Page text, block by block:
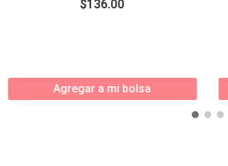
$136.00
Agregar a mi bolsa